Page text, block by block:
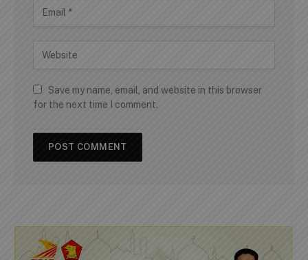
Save my name, email, and website in this browser
for the next time I comment.